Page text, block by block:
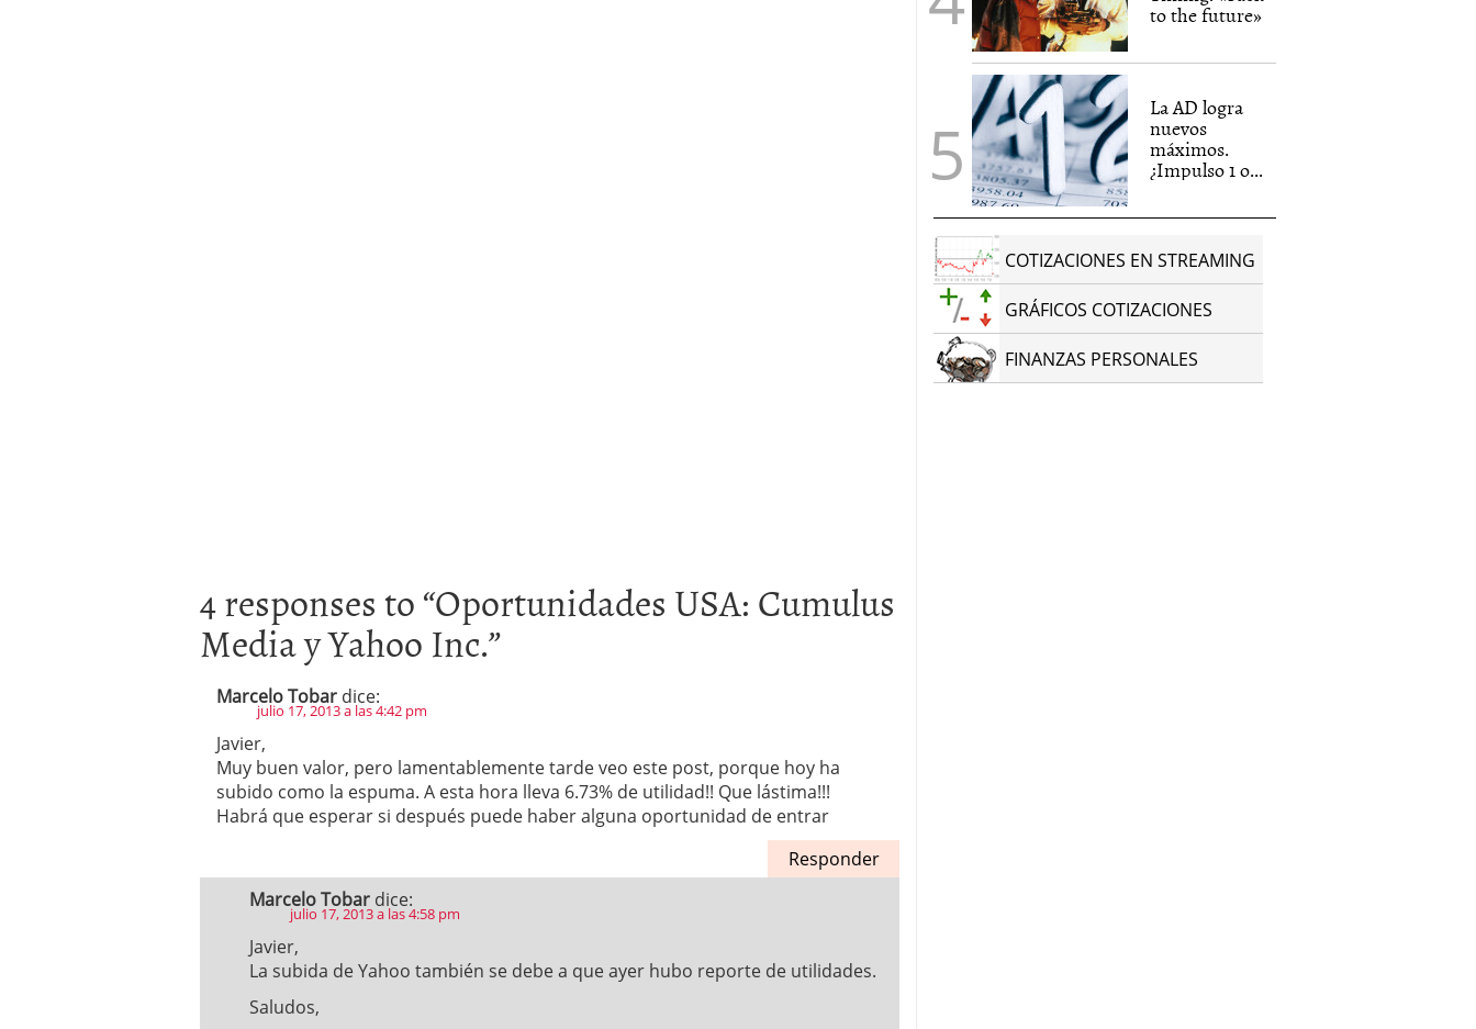
4 responses to “Oportunidades USA: Cumulus
Media y Yahoo Inc.”
Marcelo Tobar dice:
julio 17, 2013 a las 4:42 pm
Javier,
Muy buen valor, pero lamentablemente tarde veo este post, porque hoy ha
subido como la espuma. A esta hora lleva 6.73% de utilidad!! Que lástima!!!
Habrá que esperar si después puede haber alguna oportunidad de entrar
Responder
Marcelo Tobar dice:
julio 17, 2013 a las 4:58 pm
Javier,
La subida de Yahoo también se debe a que ayer hubo reporte de utilidades.
Saludos,
to the future»
La AD logra
nuevos
máximos.
¿Impulso 1 o...
COTIZACIONES EN STREAMING
GRÁFICOS COTIZACIONES
FINANZAS PERSONALES